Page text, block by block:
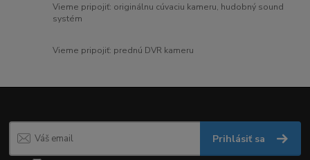
Vieme pripojiť: originálnu cúvaciu kameru, hudobný sound
systém
Vieme pripojiť: prednú DVR kameru
Prihlásiť sa